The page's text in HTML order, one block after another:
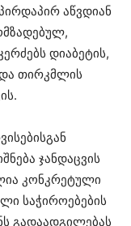
აწვდიან
დიაბეტის,
თირკმლის
ჯანდაცვის
კონკრეტული
საჭიროებების
გადაადგილებას